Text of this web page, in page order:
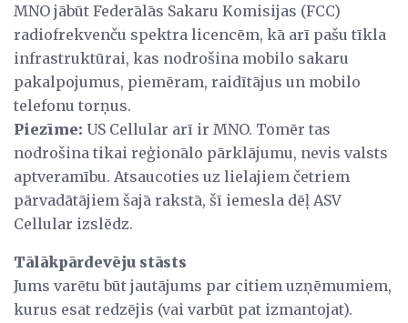
MNO jābūt Federālās Sakaru Komisijas (FCC)
radiofrekvenču spektra licencēm, kā arī pašu tīkla
infrastruktūrai, kas nodrošina mobilo sakaru
pakalpojumus, piemēram, raidītājus un mobilo
telefonu torņus.
Piezīme: US Cellular arī ir MNO. Tomēr tas
nodrošina tikai reģionālo pārklājumu, nevis valsts
aptveramību. Atsaucoties uz lielajiem četriem
pārvadātājiem šajā rakstā, šī iemesla dēļ ASV
Cellular izslēdz.
Tālākpārdevēju stāsts
Jums varētu būt jautājums par citiem uzņēmumiem,
kurus esat redzējis (vai varbūt pat izmantojat).